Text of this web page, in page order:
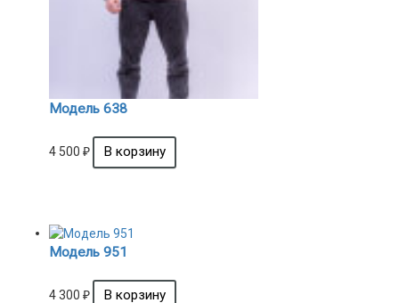
Модель 638
4 500 ₽
Модель 951
4 300 ₽